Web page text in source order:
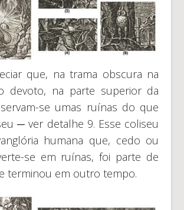
que, na trama obscura na
devoto, na parte superior da
se umas ruínas do que
─ ver detalhe 9. Esse coliseu
humana que, cedo ou
se em ruínas, foi parte de
terminou em outro tempo.